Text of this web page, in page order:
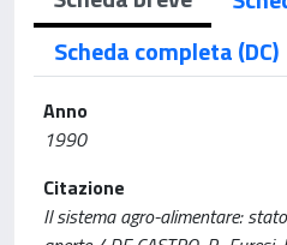
Scheda completa (DC)
Anno
1990
Citazione
Il sistema agro-alimentare: